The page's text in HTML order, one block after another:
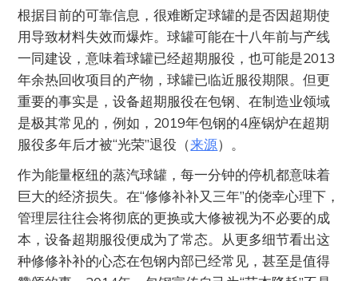
根据目前的可靠信息，很难断定球罐的是否因超期使
用导致材料失效而爆炸。球罐可能在十八年前与产线
一同建设，意味着球罐已经超期服役，也可能是2013
年余热回收项目的产物，球罐已临近服役期限。但更
重要的事实是，设备超期服役在包钢、在制造业领域
是极其常见的，例如，2019年包钢的4座锅炉在超期
服役多年后才被“光荣”退役（来源）。
作为能量枢纽的蒸汽球罐，每一分钟的停机都意味着
巨大的经济损失。在“修修补补又三年”的侥幸心理下，
管理层往往会将彻底的更换或大修被视为不必要的成
本，设备超期服役便成为了常态。从更多细节看出这
种修修补补的心态在包钢内部已经常见，甚至是值得